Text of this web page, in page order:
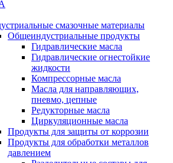
смазочные материалы
Общеиндустриальные продукты
Гидравлические масла
Гидравлические огнестойкие
жидкости
Компрессорные масла
Масла для направляющих,
пневмо, цепные
Редукторные масла
Циркуляционные масла
Продукты для защиты от коррозии
Продукты для обработки металлов
давлением